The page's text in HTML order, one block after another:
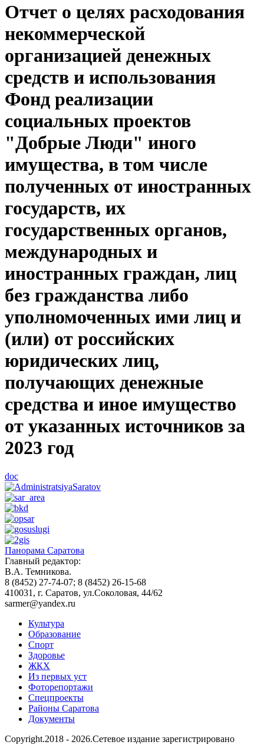
Отчет о целях расходования
некоммерческой
организацией денежных
средств и использования
Фонд реализации
социальных проектов
"Добрые Люди" иного
имущества, в том числе
полученных от иностранных
государств, их
государственных органов,
международных и
иностранных граждан, лиц
без гражданства либо
уполномоченных ими лиц и
(или) от российских
юридических лиц,
получающих денежные
средства и иное имущество
от указанных источников за
2023 год
doc
Панорама Саратова
Главный редактор:
В.А. Темникова.
8 (8452) 27-74-07; 8 (8452) 26-15-68
410031, г. Саратов, ул.Соколовая, 44/62
sarmer@yandex.ru
Культура
Образование
Спорт
Здоровье
ЖКХ
Из пеpвых уст
Фоторепортажи
Спецпроекты
Районы Саратова
Документы
Copyright.2018 - 2026.Сетевое издание зарегистрировано